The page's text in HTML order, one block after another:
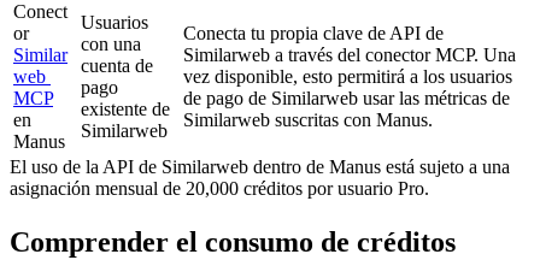
Conect
or
Similar
web
MCP
en
Manus
Usuarios
con una
cuenta de
pago
existente de
Similarweb
Conecta tu propia clave de API de
Similarweb a través del conector MCP. Una
vez disponible, esto permitirá a los usuarios
de pago de Similarweb usar las métricas de
Similarweb suscritas con Manus.
El uso de la API de Similarweb dentro de Manus está sujeto a una
asignación mensual de 20,000 créditos por usuario Pro.
Comprender el consumo de créditos